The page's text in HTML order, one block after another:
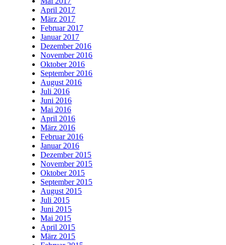
April 2017
März 2017
Februar 2017
Januar 2017
Dezember 2016
November 2016
Oktober 2016
September 2016
August 2016
Juli 2016
Juni 2016
Mai 2016
April 2016
März 2016
Februar 2016
Januar 2016
Dezember 2015
November 2015
Oktober 2015
September 2015
August 2015
Juli 2015
Juni 2015
Mai 2015
April 2015
März 2015